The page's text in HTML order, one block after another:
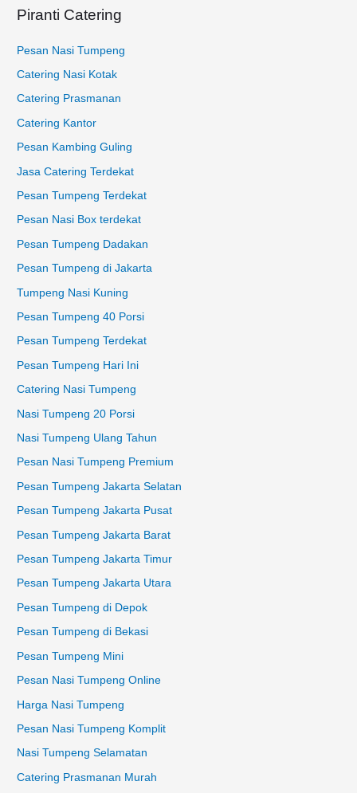
Piranti Catering
Pesan Nasi Tumpeng
Catering Nasi Kotak
Catering Prasmanan
Catering Kantor
Pesan Kambing Guling
Jasa Catering Terdekat
Pesan Tumpeng Terdekat
Pesan Nasi Box terdekat
Pesan Tumpeng Dadakan
Pesan Tumpeng di Jakarta
Tumpeng Nasi Kuning
Pesan Tumpeng 40 Porsi
Pesan Tumpeng Terdekat
Pesan Tumpeng Hari Ini
Catering Nasi Tumpeng
Nasi Tumpeng 20 Porsi
Nasi Tumpeng Ulang Tahun
Pesan Nasi Tumpeng Premium
Pesan Tumpeng Jakarta Selatan
Pesan Tumpeng Jakarta Pusat
Pesan Tumpeng Jakarta Barat
Pesan Tumpeng Jakarta Timur
Pesan Tumpeng Jakarta Utara
Pesan Tumpeng di Depok
Pesan Tumpeng di Bekasi
Pesan Tumpeng Mini
Pesan Nasi Tumpeng Online
Harga Nasi Tumpeng
Pesan Nasi Tumpeng Komplit
Nasi Tumpeng Selamatan
Catering Prasmanan Murah